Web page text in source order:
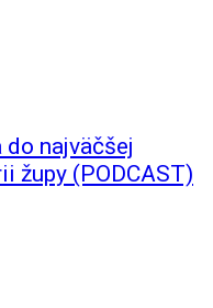
najväčšej
župy (PODCAST)